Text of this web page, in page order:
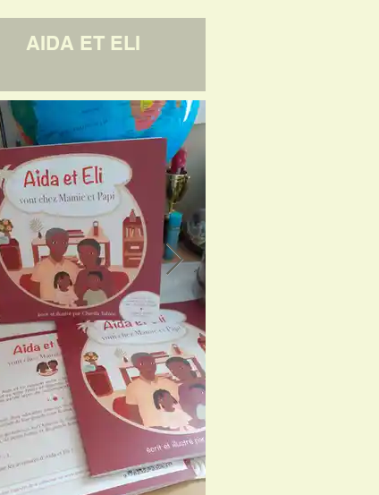
AIDA ET ELI